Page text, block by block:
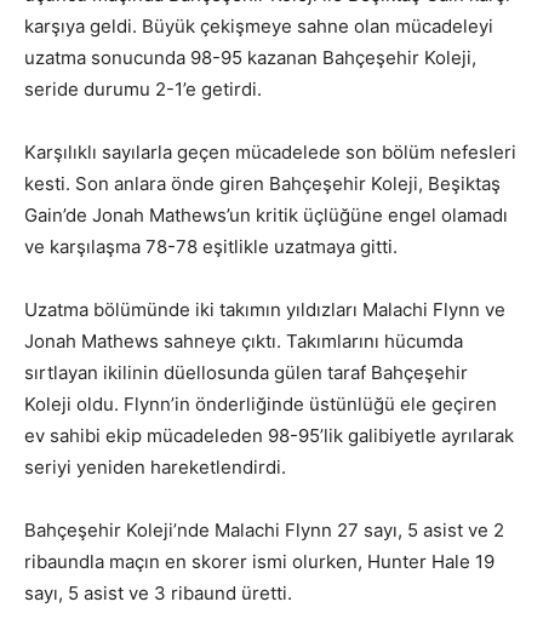
karşıya geldi. Büyük çekişmeye sahne olan mücadeleyi
uzatma sonucunda 98-95 kazanan Bahçeşehir Koleji,
seride durumu 2-1’e getirdi.
Karşılıklı sayılarla geçen mücadelede son bölüm nefesleri
kesti. Son anlara önde giren Bahçeşehir Koleji, Beşiktaş
Gain’de Jonah Mathews’un kritik üçlüğüne engel olamadı
ve karşılaşma 78-78 eşitlikle uzatmaya gitti.
Uzatma bölümünde iki takımın yıldızları Malachi Flynn ve
Jonah Mathews sahneye çıktı. Takımlarını hücumda
sırtlayan ikilinin düellosunda gülen taraf Bahçeşehir
Koleji oldu. Flynn’in önderliğinde üstünlüğü ele geçiren
ev sahibi ekip mücadeleden 98-95’lik galibiyetle ayrılarak
seriyi yeniden hareketlendirdi.
Bahçeşehir Koleji’nde Malachi Flynn 27 sayı, 5 asist ve 2
ribaundla maçın en skorer ismi olurken, Hunter Hale 19
sayı, 5 asist ve 3 ribaund üretti.